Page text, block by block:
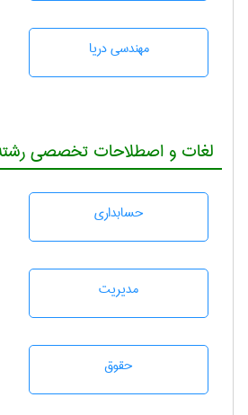
مهندسی دریا
لغات و اصطلاحات تخصصی
حسابداری
مديريت
حقوق